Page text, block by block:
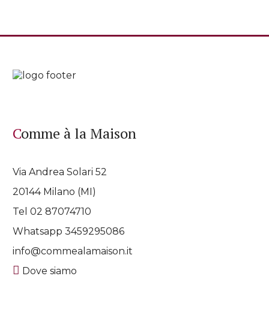
Comme à la Maison
Via Andrea Solari 52
20144 Milano (MI)
Tel 02 87074710
Whatsapp3459295086
info@commealamaison.it
Dove siamo